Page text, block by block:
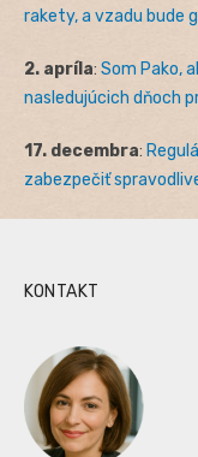
rakety, a vzadu bude
2. apríla: Som Pako,
nasledujúcich dňoch
17. decembra:
zabezpečiť
KONTAKT